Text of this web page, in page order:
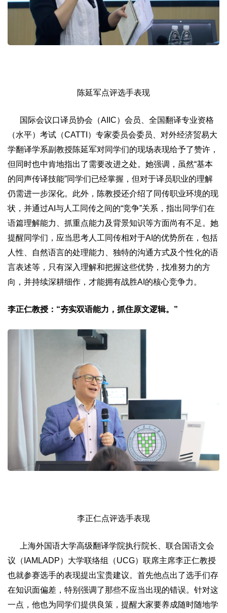
陈延军点评选手表现
国际会议口译员协会（AIIC）会员、全国翻译专业资格
（水平）考试（CATTI）专家委员会委员、对外经济贸易大
学翻译学系副教授陈延军对同学们的现场表现给予了赞许，
但同时也中肯地指出了需要改进之处。她强调，虽然“基本
的同声传译技能”同学们已经掌握，但对于译员职业的理解
仍需进一步深化。此外，陈教授还介绍了同传职业环境的现
状，并通过AI与人工同传之间的“竞争”关系，指出同学们在
语篇理解能力、抓重点能力及背景知识等方面尚有不足。她
提醒同学们，应当思考人工同传相对于AI的优势所在，包括
人性、自然语言的处理能力、独特的沟通方式及个性化的语
言表述等，只有深入理解和把握这些优势，找准努力的方
向，并持续深耕细作，才能拥有战胜AI的核心竞争力。
李正仁教授：“夯实双语能力，抓住原文逻辑。”
李正仁点评选手表现
上海外国语大学高级翻译学院执行院长、联合国语文会
议（IAMLADP）大学联络组（UCG）联席主席李正仁教授
也就参赛选手的表现提出宝贵建议。首先他点出了选手们存
在知识面偏差，特别强调了那些不应当出现的错误。针对这
一点，他也为同学们提供良策，提醒大家要养成随时随地学